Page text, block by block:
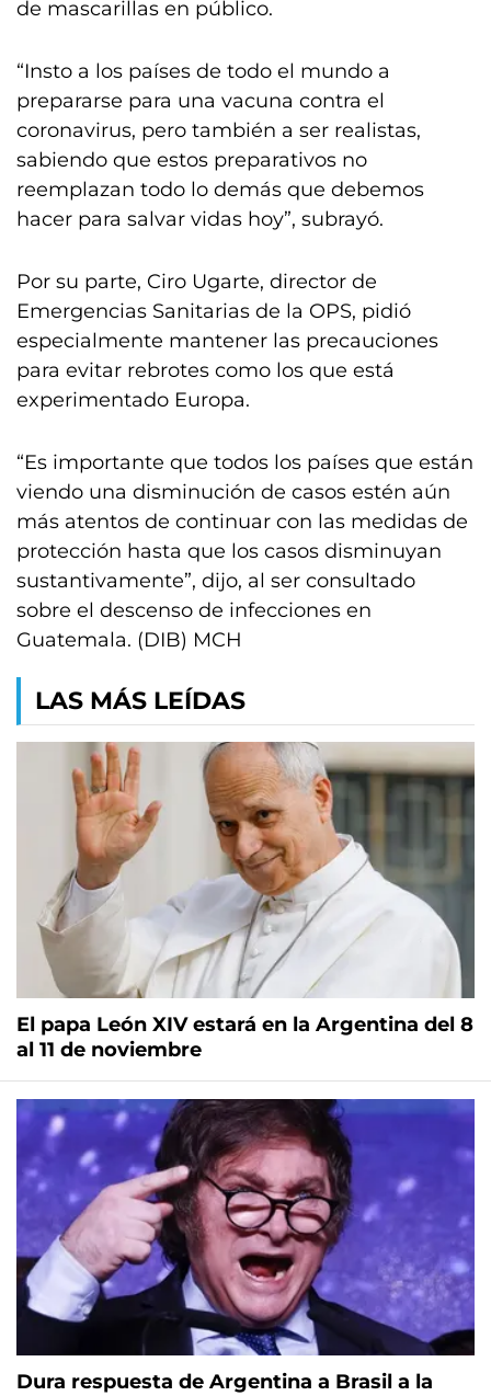
de mascarillas en público.
“Insto a los países de todo el mundo a
prepararse para una vacuna contra el
coronavirus, pero también a ser realistas,
sabiendo que estos preparativos no
reemplazan todo lo demás que debemos
hacer para salvar vidas hoy”, subrayó.
Por su parte, Ciro Ugarte, director de
Emergencias Sanitarias de la OPS, pidió
especialmente mantener las precauciones
para evitar rebrotes como los que está
experimentado Europa.
“Es importante que todos los países que están
viendo una disminución de casos estén aún
más atentos de continuar con las medidas de
protección hasta que los casos disminuyan
sustantivamente”, dijo, al ser consultado
sobre el descenso de infecciones en
Guatemala. (DIB) MCH
LAS MÁS LEÍDAS
El papa León XIV estará en la Argentina del 8
al 11 de noviembre
Dura respuesta de Argentina a Brasil a la